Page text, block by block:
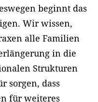
beginnt das
Wir wissen,
alle Familien
in die
Strukturen
sorgen, dass
für weiteres